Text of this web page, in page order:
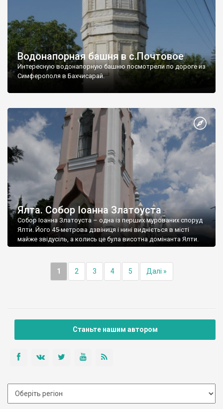
Водонапорная башня в с.Почтовое
Интересную водонапорную башню посмотрели по дороге из
Симферополя в Бахчисарай.
Ялта. Собор Іоанна Златоуста
Собор Іоанна Златоуста – одна із перших мурованих споруд
Ялти. Його 45-метрова дзвіниця і нині видніється в місті
майже звідусіль, а колись це була висотна домінанта Ялти.
1 2 3 4 5 Далі »
Станьте нашим автором